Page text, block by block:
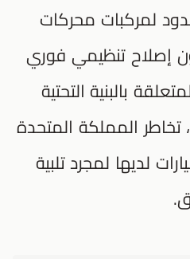
لمركبات محركات
إصلاح تنظيمي فوري
بالبنية التحتية
المملكة المتحدة
لديها لمجرد تلبية